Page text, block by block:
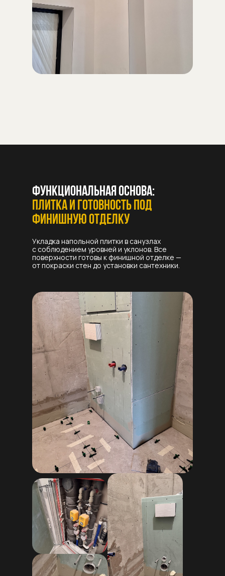
Функциональная основа:
плитка и готовность под
финишную отделку
Укладка напольной плитки в санузлах
с соблюдением уровней и уклонов. Все
поверхности готовы к финишной отделке —
от покраски стен до установки сантехники.